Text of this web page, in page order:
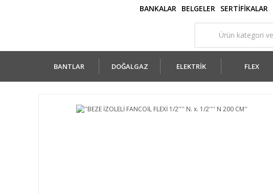
BANKALAR BELGELER SERTİFİKALAR
BANTLAR DOĞALGAZ ELEKTRİK FLEX